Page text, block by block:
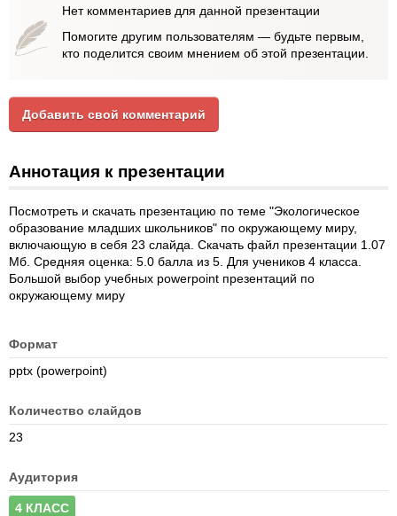
Нет комментариев для данной презентации
Помогите другим пользователям — будьте первым,
кто поделится своим мнением об этой презентации.
Добавить свой комментарий
Аннотация к презентации
Посмотреть и скачать презентацию по теме "Экологическое
образование младших школьников" по окружающему миру,
включающую в себя 23 слайда. Скачать файл презентации 1.07
Мб. Средняя оценка: 5.0 балла из 5. Для учеников 4 класса.
Большой выбор учебных powerpoint презентаций по
окружающему миру
Формат
pptx (powerpoint)
Количество слайдов
23
Аудитория
4 КЛАСС